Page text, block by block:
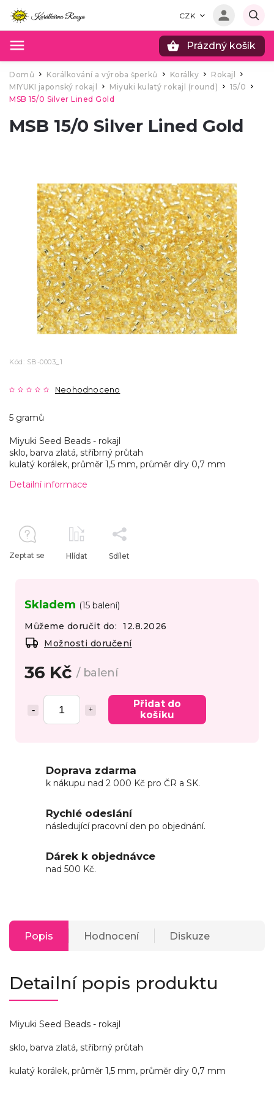
CZK
Prázdný košík
Domů / Korálkování a výroba šperků Korálky / Rokajl
/
MIYUKI japonský rokajl
/ Miyuki kulatý rokajl (round) / 15/0 /
MSB 15/0 Silver Lined Gold
MSB 15/0 Silver Lined Gold
Kód: SB-0003_1
Neohodnoceno
36 Kč/ balení
Přidat do
košíku
Skladem (15 balení)
Můžeme doručit do:
12.8.2026
Možnosti doručení
5 gramů
Miyuki Seed Beads - rokajl
sklo, barva zlatá, stříbrný průtah
kulatý korálek, průměr 1,5 mm, průměr díry 0,7 mm
Detailní informace
Zeptat se Hlídat Sdílet
Doprava zdarma
k nákupu nad 2 000 Kč pro ČR a SK.
Rychlé odeslání
následující pracovní den po objednání.
Dárek k objednávce
nad 500 Kč.
Popis Hodnocení Diskuze
Detailní popis produktu
Miyuki Seed Beads - rokajl
sklo, barva zlatá, stříbrný průtah
kulatý korálek, průměr 1,5 mm, průměr díry 0,7 mm